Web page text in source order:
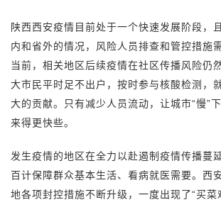
陕西西安疫情目前处于一个快速发展阶段，
内和省外的情况，风险人员排查和管控措施
当前，相关地区后续疫情在社区传播风险仍
大市民平时足不出户，按时参与核酸检测，
大的贡献。只有减少人员流动，让城市“慢”
来得更快些。
发生疫情的地区在全力以赴遏制疫情传播蔓
百计保障群众基本生活、看病就医需要。西
地各项封控措施不断升级，一度出现了“买菜